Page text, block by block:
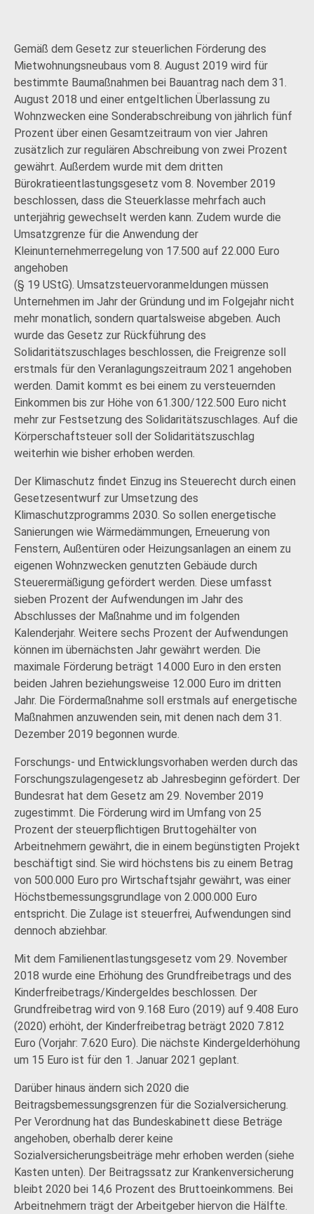
Gemäß dem Gesetz zur steuerlichen Förderung des
Mietwohnungsneubaus vom 8. August 2019 wird für
bestimmte Baumaßnahmen bei Bauantrag nach dem 31.
August 2018 und einer entgeltlichen Überlassung zu
Wohnzwecken eine Sonderabschreibung von jährlich fünf
Prozent über einen Gesamtzeitraum von vier Jahren
zusätzlich zur regulären Abschreibung von zwei Prozent
gewährt. Außerdem wurde mit dem dritten
Bürokratieentlastungsgesetz vom 8. November 2019
beschlossen, dass die Steuerklasse mehrfach auch
unterjährig gewechselt werden kann. Zudem wurde die
Umsatzgrenze für die Anwendung der
Kleinunternehmerregelung von 17.500 auf 22.000 Euro
angehoben
(§ 19 UStG). Umsatzsteuervoranmeldungen müssen
Unternehmen im Jahr der Gründung und im Folgejahr nicht
mehr monatlich, sondern quartalsweise abgeben. Auch
wurde das Gesetz zur Rückführung des
Solidaritätszuschlages beschlossen, die Freigrenze soll
erstmals für den Veranlagungszeitraum 2021 angehoben
werden. Damit kommt es bei einem zu versteuernden
Einkommen bis zur Höhe von 61.300/122.500 Euro nicht
mehr zur Festsetzung des Solidaritätszuschlages. Auf die
Körperschaftsteuer soll der Solidaritätszuschlag
weiterhin wie bisher erhoben werden.
Der Klimaschutz findet Einzug ins Steuerecht durch einen
Gesetzesentwurf zur Umsetzung des
Klimaschutzprogramms 2030. So sollen energetische
Sanierungen wie Wärmedämmungen, Erneuerung von
Fenstern, Außentüren oder Heizungsanlagen an einem zu
eigenen Wohnzwecken genutzten Gebäude durch
Steuerermäßigung gefördert werden. Diese umfasst
sieben Prozent der Aufwendungen im Jahr des
Abschlusses der Maßnahme und im folgenden
Kalenderjahr. Weitere sechs Prozent der Aufwendungen
können im übernächsten Jahr gewährt werden. Die
maximale Förderung beträgt 14.000 Euro in den ersten
beiden Jahren beziehungsweise 12.000 Euro im dritten
Jahr. Die Fördermaßnahme soll erstmals auf energetische
Maßnahmen anzuwenden sein, mit denen nach dem 31.
Dezember 2019 begonnen wurde.
Forschungs- und Entwicklungsvorhaben werden durch das
Forschungszulagengesetz ab Jahresbeginn gefördert. Der
Bundesrat hat dem Gesetz am 29. November 2019
zugestimmt. Die Förderung wird im Umfang von 25
Prozent der steuerpflichtigen Bruttogehälter von
Arbeitnehmern gewährt, die in einem begünstigten Projekt
beschäftigt sind. Sie wird höchstens bis zu einem Betrag
von 500.000 Euro pro Wirtschaftsjahr gewährt, was einer
Höchstbemessungsgrundlage von 2.000.000 Euro
entspricht. Die Zulage ist steuerfrei, Aufwendungen sind
dennoch abziehbar.
Mit dem Familienentlastungsgesetz vom 29. November
2018 wurde eine Erhöhung des Grundfreibetrags und des
Kinderfreibetrags/Kindergeldes beschlossen. Der
Grundfreibetrag wird von 9.168 Euro (2019) auf 9.408 Euro
(2020) erhöht, der Kinderfreibetrag beträgt 2020 7.812
Euro (Vorjahr: 7.620 Euro). Die nächste Kindergelderhöhung
um 15 Euro ist für den 1. Januar 2021 geplant.
Darüber hinaus ändern sich 2020 die
Beitragsbemessungsgrenzen für die Sozialversicherung.
Per Verordnung hat das Bundeskabinett diese Beträge
angehoben, oberhalb derer keine
Sozialversicherungsbeiträge mehr erhoben werden (siehe
Kasten unten). Der Beitragssatz zur Krankenversicherung
bleibt 2020 bei 14,6 Prozent des Bruttoeinkommens. Bei
Arbeitnehmern trägt der Arbeitgeber hiervon die Hälfte.